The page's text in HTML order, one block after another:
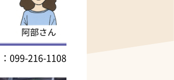
099-216-1108